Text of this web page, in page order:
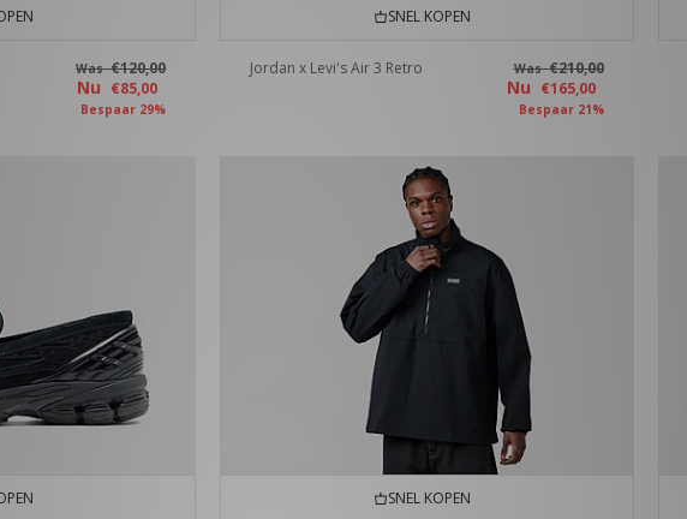
Was€120,00
Nu €85,00
Bespaar 29%
SNEL KOPEN
Jordan x Levi's Air 3 Retro Was€210,00
Nu €165,00
Bespaar 21%
SNEL KOPEN